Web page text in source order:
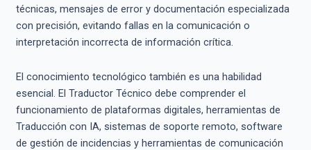
técnicas, mensajes de error y documentación especializada
con precisión, evitando fallas en la comunicación o
interpretación incorrecta de información crítica.
El conocimiento tecnológico también es una habilidad
esencial. El Traductor Técnico debe comprender el
funcionamiento de plataformas digitales, herramientas de
Traducción con IA, sistemas de soporte remoto, software
de gestión de incidencias y herramientas de comunicación